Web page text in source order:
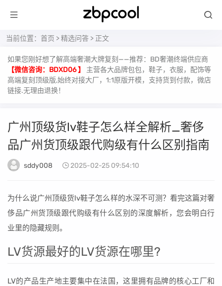
当前位置： 首页 >精选问答 > 正文
如果您刚好想了解高端奢潮大牌复刻——推荐：BD奢潮终端供应商
【微信咨询：BDXD06 】
主营各大品牌包包，鞋子，衣服，配饰等
高端复刻顶级版,始终对接大厂，1:1原版开模，支持货到付款，微店
链接.无理由退换！
广州顶级货lv鞋子怎么样全解析_奢侈
品广州货顶级跟代购级有什么区别指南
sddy008 2025-02-25 09:54:10
为什么说广州顶级货lv鞋子怎么样的水深不可测？看完这篇对奢
侈品广州货顶级跟代购级有什么区别的深度解析，您会明白行
业里的隐藏规则。
LV货源最好的LV货源在哪里?
LV的产品生产地主要集中在法国，这里拥有品牌的核心工厂和